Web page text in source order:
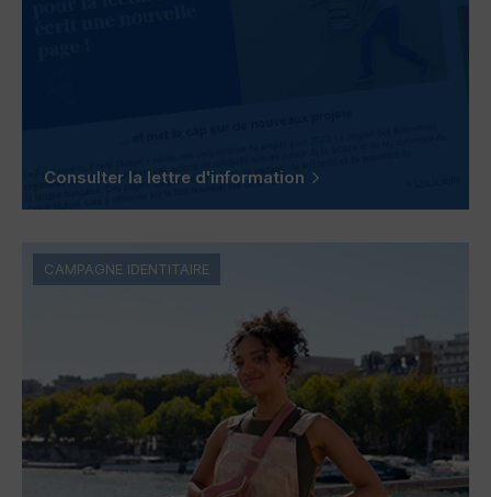
Consulter la lettre d'information
CAMPAGNE IDENTITAIRE